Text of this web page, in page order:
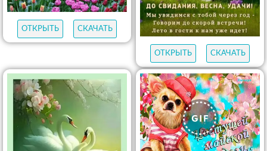
ОТКРЫТЬ СКАЧАТЬ
ОТКРЫТЬ СКАЧАТЬ